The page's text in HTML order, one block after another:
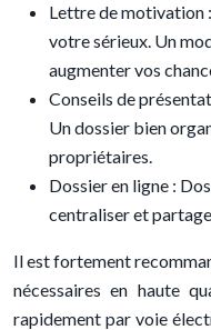
Lettre de motivation
votre sérieux. Un
augmenter vos
Conseils de
Un dossier bien
propriétaires.
Dossier en ligne :
centraliser et
Il est fortement
nécessaires en haute
rapidement par voie